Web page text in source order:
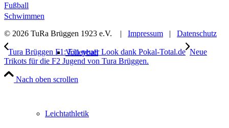
Volleyball
Leichtathletik
Fußball
Schwimmen
© 2026 TuRa Brüggen 1923 e.V. | Impressum | Datenschutz
Tura Brüggen F1: Ein neuer Look dank Pokal-Total.de Neue
Trikots für die F2 Jugend von Tura Brüggen.
Nach oben scrollen